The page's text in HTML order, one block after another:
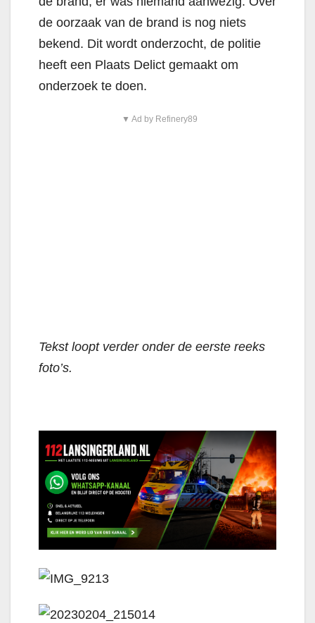
de oorzaak van de brand is nog niets
bekend. Dit wordt onderzocht, de politie
heeft een Plaats Delict gemaakt om
onderzoek te doen.
▼ Ad by Refinery89
Tekst loopt verder onder de eerste reeks
foto’s.